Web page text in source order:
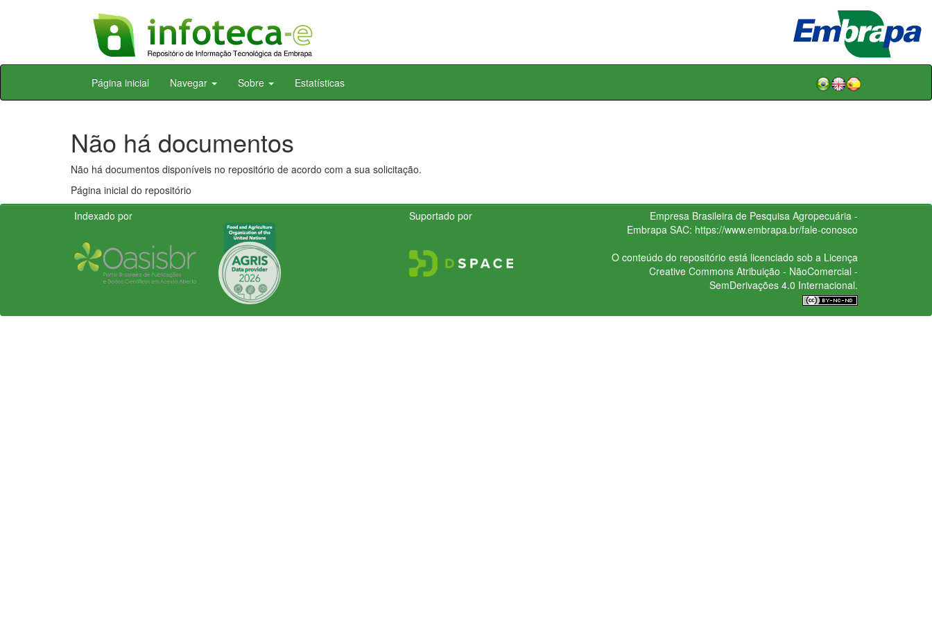
Skip
Página inicial Navegar Sobre Estatísticas
Não há documentos
Não há documentos disponíveis no repositório de acordo com a sua solicitação.
Página inicial do repositório
Indexado por
Suportado por
Empresa Brasileira de Pesquisa Agropecuária -
Embrapa SAC: https://www.embrapa.br/fale-conosco
O conteúdo do repositório está licenciado sob a Licença
Creative CommonsAtribuição - NãoComercial -
SemDerivações 4.0 Internacional.